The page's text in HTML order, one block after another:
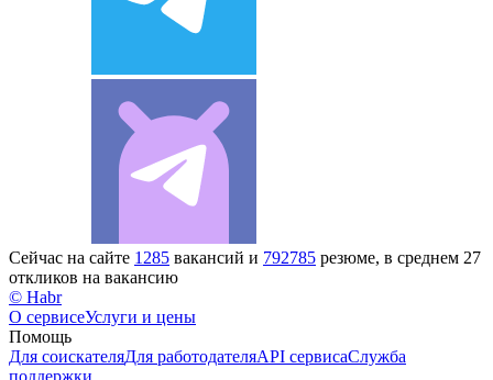
Сейчас на сайте 1285 вакансий и 792785 резюме, в среднем 27
откликов на вакансию
© Habr
О сервисеУслуги и цены
Помощь
Для соискателяДля работодателяAPI сервисаСлужба
поддержки